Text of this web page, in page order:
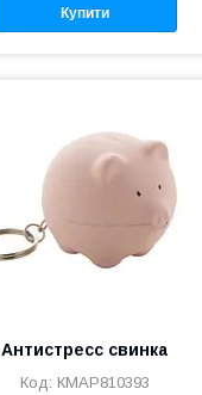
Купити
Антистресс свинка
КМAP810393